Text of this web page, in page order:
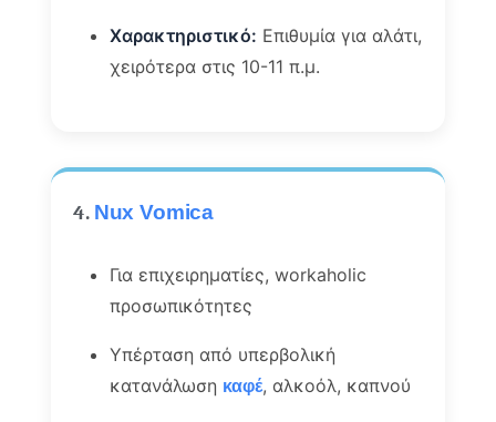
Χαρακτηριστικό: Επιθυμία για αλάτι,
χειρότερα στις 10-11 π.μ.
4. Nux Vomica
Για επιχειρηματίες, workaholic
προσωπικότητες
Υπέρταση από υπερβολική
κατανάλωση καφέ, αλκοόλ, καπνού